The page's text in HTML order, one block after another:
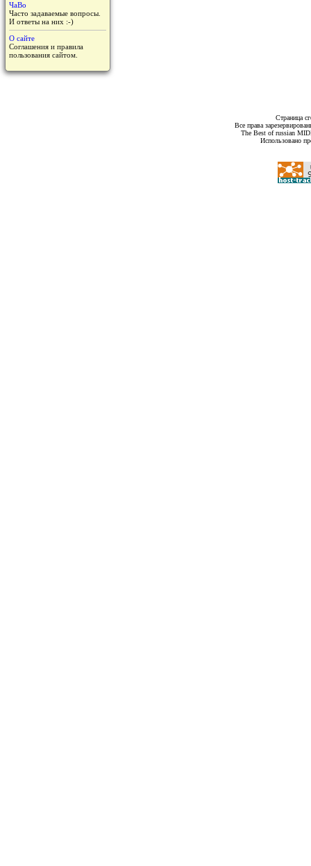
ЧаВо
Часто задаваемые вопросы.
И ответы на них :-)
О сайте
Соглашения и правила
пользования сайтом.
Страница
Все права
The Best of russian
Использовано